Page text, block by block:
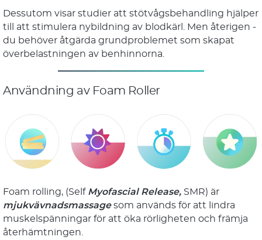
Dessutom visar studier att stötvågsbehandling hjälper
till att stimulera nybildning av blodkärl. Men återigen -
du behöver åtgärda grundproblemet som skapat
överbelastningen av benhinnorna.
Användning av Foam Roller
Foam rolling, (Self Myofascial Release, SMR) är
mjukvävnadsmassagesom används för att lindra
muskelspänningar för att öka rörligheten och främja
återhämtningen.